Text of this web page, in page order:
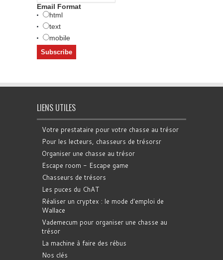
Email Format
html
text
mobile
LIENS UTILES
Votre prestataire pour votre chasse au trésor
Pour les lecteurs, chasseurs de trésorsr
Organiser une chasse au trésor
Escape room - Escape game
Chasseurs de trésors
Les puces du ChAT
Réaliser un cryptex : le mode d'emploi de
Wallace
Vademecum pour organiser une chasse au
trésor
La machine à faire des rébus
Nos clés